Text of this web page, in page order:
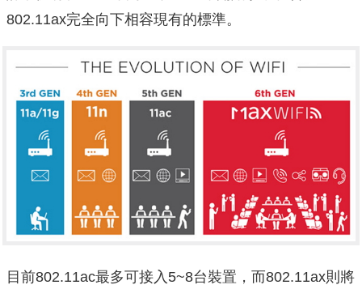
802.11ax完全向下相容現有的標準。
目前802.11ac最多可接入5~8台裝置，而802.11ax則將